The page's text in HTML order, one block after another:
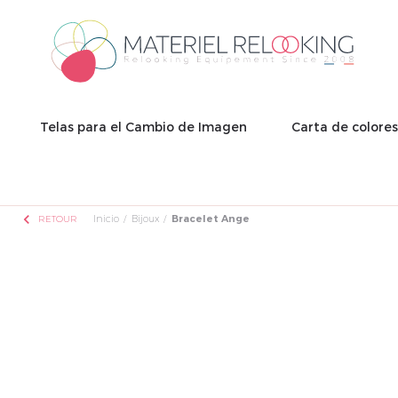
Telas para el Cambio de Imagen Carta de
chevron_left RETOUR Inicio Bijoux Bracelet Ange